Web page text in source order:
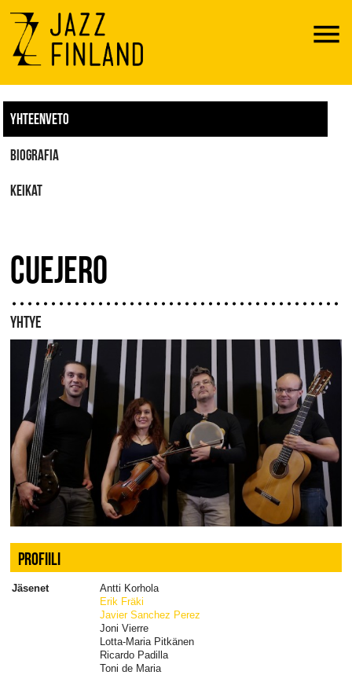
Menu
YHTEENVETO
BIOGRAFIA
KEIKAT
CUEJERO
YHTYE
PROFIILI
Jäsenet
Antti Korhola
Erik Fräki
Javier Sanchez Perez
Joni Vierre
Lotta-Maria Pitkänen
Ricardo Padilla
Toni de Maria